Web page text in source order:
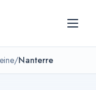
/Nanterre